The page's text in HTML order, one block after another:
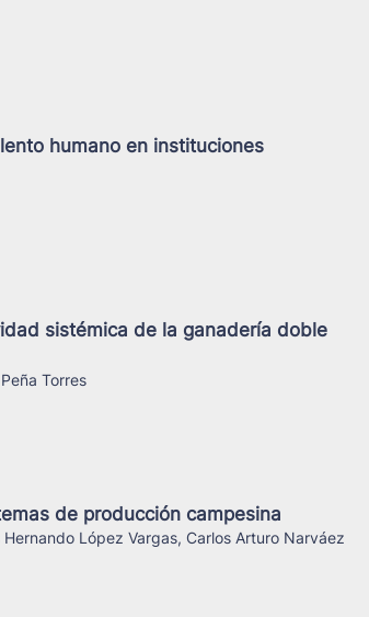
humano en instituciones
sistémica de la ganadería doble
Torres
de producción campesina
López Vargas, Carlos Arturo Narváez